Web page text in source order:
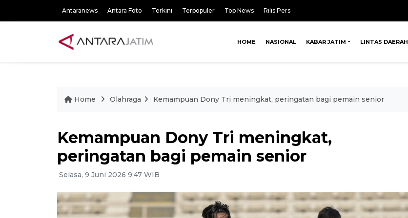
Antaranews Antara Foto Terkini Terpopuler Top News Rilis Pers
HOME NASIONAL KABAR JATIM LINTAS DAERAH
Home Olahraga Kemampuan Dony Tri meningkat, peringatan bagi pemain senior
Kemampuan Dony Tri meningkat,
peringatan bagi pemain senior
Selasa, 9 Juni 2026 9:47 WIB